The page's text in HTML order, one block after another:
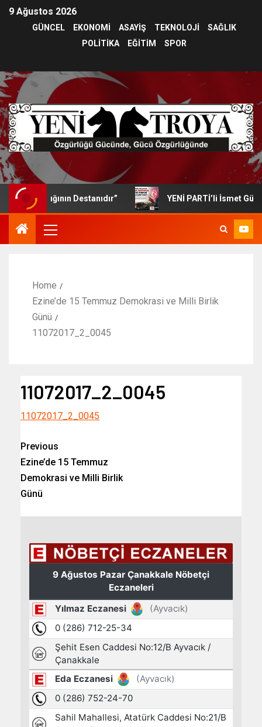
9 Ağustos 2026
GÜNCEL EKONOMİ ASAYİŞ TEKNOLOJİ
SAĞLIK
POLİTİKA
EĞİTİM SPOR
Destanıdır” YENİ PARTİ’li İsmet
Home
Ezine’de 15 Temmuz Demokrasi ve Milli Birlik
Günü
11072017_2_0045
11072017_2_0045
11072017_2_0045
Previous
Ezine’de 15 Temmuz
Demokrasi ve Milli Birlik
Günü